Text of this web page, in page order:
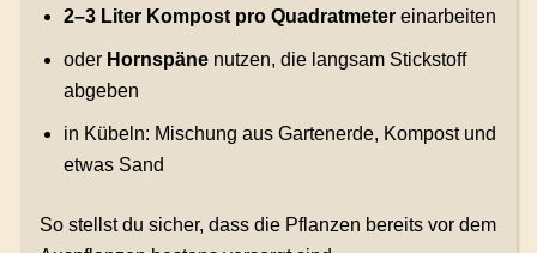
2–3 Liter Kompost pro Quadratmetereinarbeiten
oder Hornspänenutzen, die langsam Stickstoff
abgeben
in Kübeln: Mischung aus Gartenerde, Kompost und
etwas Sand
So stellst du sicher, dass die Pflanzen bereits vor dem